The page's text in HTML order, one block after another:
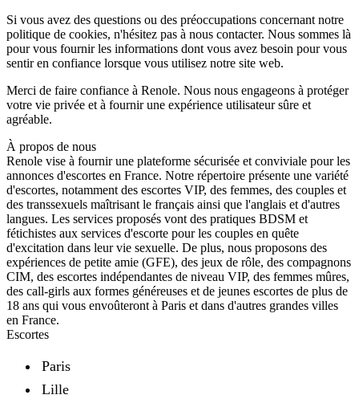
Si vous avez des questions ou des préoccupations concernant notre
politique de cookies, n'hésitez pas à nous contacter. Nous sommes là
pour vous fournir les informations dont vous avez besoin pour vous
sentir en confiance lorsque vous utilisez notre site web.
Merci de faire confiance à Renole. Nous nous engageons à protéger
votre vie privée et à fournir une expérience utilisateur sûre et
agréable.
À propos de nous
Renole vise à fournir une plateforme sécurisée et conviviale pour les
annonces d'escortes en France. Notre répertoire présente une variété
d'escortes, notamment des escortes VIP, des femmes, des couples et
des transsexuels maîtrisant le français ainsi que l'anglais et d'autres
langues. Les services proposés vont des pratiques BDSM et
fétichistes aux services d'escorte pour les couples en quête
d'excitation dans leur vie sexuelle. De plus, nous proposons des
expériences de petite amie (GFE), des jeux de rôle, des compagnons
CIM, des escortes indépendantes de niveau VIP, des femmes mûres,
des call-girls aux formes généreuses et de jeunes escortes de plus de
18 ans qui vous envoûteront à Paris et dans d'autres grandes villes
en France.
Escortes
Paris
Lille